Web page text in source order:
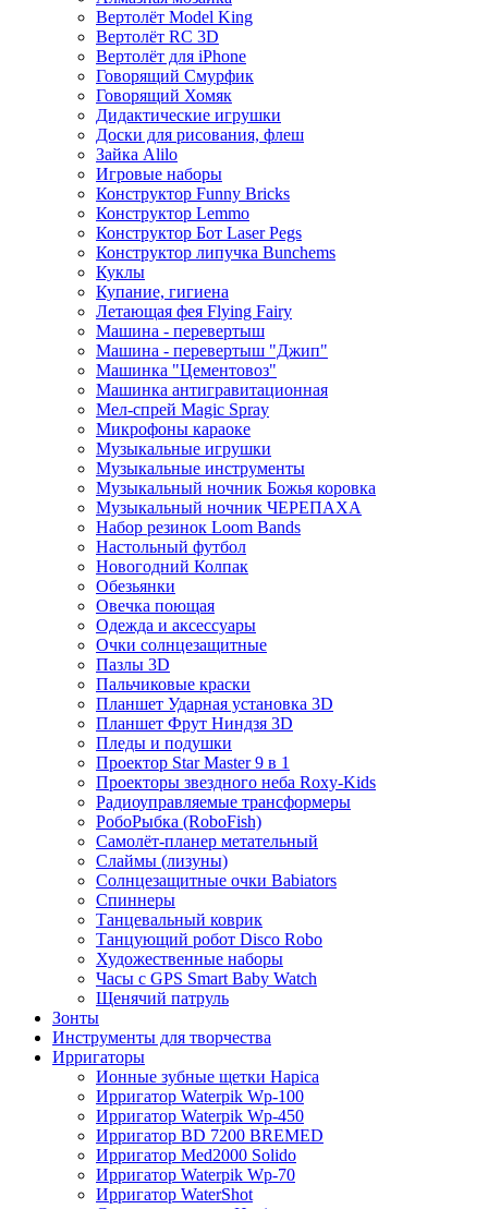
Вертолёт Model King
Вертолёт RC 3D
Вертолёт для iPhone
Говорящий Смурфик
Говорящий Хомяк
Дидактические игрушки
Доски для рисования, флеш
Зайка Alilo
Игровые наборы
Конструктор Funny Bricks
Конструктор Lemmo
Конструктор Бот Laser Pegs
Конструктор липучка Bunchems
Куклы
Купание, гигиена
Летающая фея Flying Fairy
Машина - перевертыш
Машина - перевертыш "Джип"
Машинка "Цементовоз"
Машинка антигравитационная
Мел-спрей Magic Spray
Микрофоны караоке
Музыкальные игрушки
Музыкальные инструменты
Музыкальный ночник Божья коровка
Музыкальный ночник ЧЕРЕПАХА
Набор резинок Loom Bands
Настольный футбол
Новогодний Колпак
Обезьянки
Овечка поющая
Одежда и аксессуары
Очки солнцезащитные
Пазлы 3D
Пальчиковые краски
Планшет Ударная установка 3D
Планшет Фрут Ниндзя 3D
Пледы и подушки
Проектор Star Master 9 в 1
Проекторы звездного неба Roxy-Kids
Радиоуправляемые трансформеры
РобоРыбка (RoboFish)
Самолёт-планер метательный
Слаймы (лизуны)
Солнцезащитные очки Babiators
Спиннеры
Танцевальный коврик
Танцующий робот Disco Robo
Художественные наборы
Часы с GPS Smart Baby Watch
Щенячий патруль
Зонты
Инструменты для творчества
Ирригаторы
Ионные зубные щетки Hapica
Ирригатор Waterpik Wp-100
Ирригатор Waterpik Wp-450
Ирригатор BD 7200 BREMED
Ирригатор Med2000 Solido
Ирригатор Waterpik Wp-70
Ирригатор WaterShot